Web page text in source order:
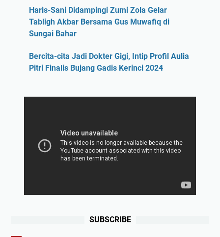
Haris-Sani Didampingi Zumi Zola Gelar
Tabligh Akbar Bersama Gus Muwafiq di
Sungai Bahar
Bercita-cita Jadi Dokter Gigi, Intip Profil Aulia
Pitri Finalis Bujang Gadis Kerinci 2024
SUBSCRIBE